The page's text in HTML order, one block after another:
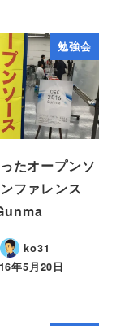
勉強会
たオープンソ
ファレンス
ko31
年5月20日